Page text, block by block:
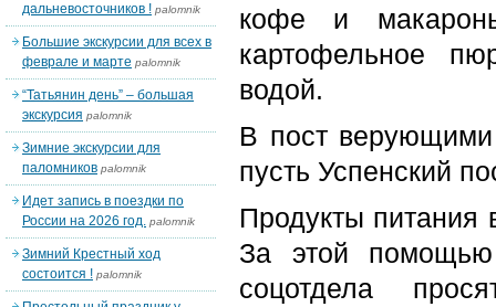
кофе и
картофельное
водой.
В пост верующими
пусть Успенский
Продукты питания
За этой
соцотдела
дальневосточников ! palomnik
Большие экскурсии для всех в
феврале и марте palomnik
“Татьянин день” – большая
экскурсия palomnik
Зимние экскурсии для
паломников palomnik
Идет запись в поездки по
России на 2026 год. palomnik
Зимний Крестный ход
состоится ! palomnik